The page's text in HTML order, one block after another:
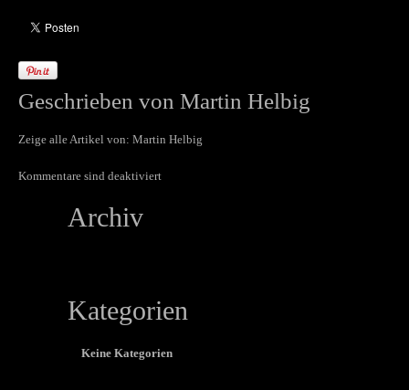
Geschrieben von Martin Helbig
Zeige alle Artikel von: Martin Helbig
Kommentare sind deaktiviert
Archiv
Kategorien
Keine Kategorien